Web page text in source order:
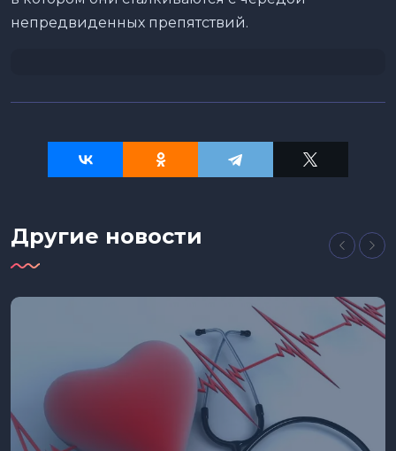
непредвиденных препятствий.
Другие новости